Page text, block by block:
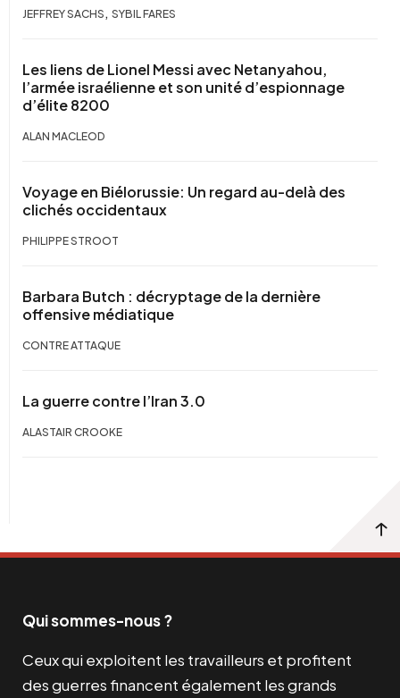
JEFFREY SACHS , SYBIL FARES
Les liens de Lionel Messi avec Netanyahou,
l’armée israélienne et son unité d’espionnage
d’élite 8200
ALAN MACLEOD
Voyage en Biélorussie: Un regard au-delà des
clichés occidentaux
PHILIPPE STROOT
Barbara Butch : décryptage de la dernière
offensive médiatique
CONTRE ATTAQUE
La guerre contre l’Iran 3.0
ALASTAIR CROOKE
Qui sommes-nous ?
Ceux qui exploitent les travailleurs et profitent
des guerres financent également les grands